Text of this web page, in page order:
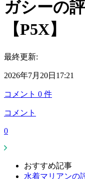
ガシーの
【P5X】
最終更新:
2026年7月20日17:21
コメント 0 件
コメント
0
おすすめ記事
水着マリアンの